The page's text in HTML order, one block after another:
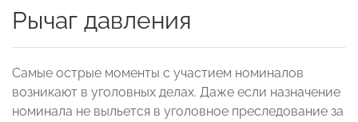
Рычаг давления
Самые острые моменты с участием номиналов
возникают в уголовных делах. Даже если назначение
номинала не выльется в уголовное преследование за